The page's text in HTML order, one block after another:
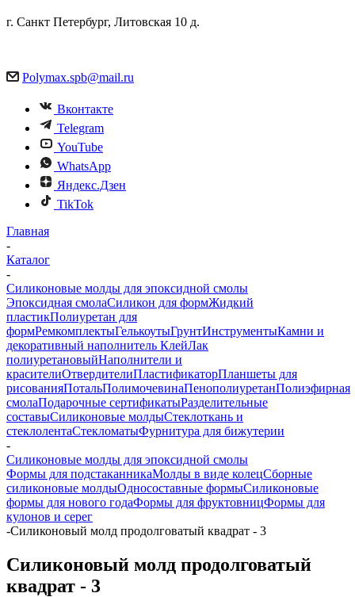
г. Санкт Петербург, Литовская 10 д.
Polymax.spb@mail.ru
Вконтакте
Telegram
YouTube
WhatsApp
Яндекс.Дзен
TikTok
Главная
-
Каталог
-
Силиконовые молды для эпоксидной смолы
Эпоксидная смолаСиликон для формЖидкий
пластикПолиуретан для
формРемкомплектыГелькоутыГрунтИнструментыКамни и
декоративный наполнитель КлейЛак
полиуретановыйНаполнители и
красителиОтвердителиПластификаторПланшеты для
рисованияПотальПолимочевинаПенополиуретанПолиэфирная
смолаПодарочные сертификатыРазделительные
составыСиликоновые молдыСтеклоткань и
стеклолентаСтекломатыФурнитура для бижутерии
-
Силиконовые молды для эпоксидной смолы
Формы для подстаканникаМолды в виде колецСборные
силиконовые молдыОдносоставные формыСиликоновые
формы для нового годаФормы для фруктовницФормы для
кулонов и серег
-Силиконовый молд продолговатый квадрат - 3
Силиконовый молд продолговатый
квадрат - 3